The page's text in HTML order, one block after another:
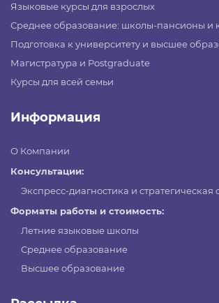
Языковые курсы для взрослых
Среднее образование: школы-пансионы и
Подготовка к университету и высшее
Магистратура и Postgraduate
Курсы для всей семьи
Информация
О Компании
Консультации:
Экспресс-диагностика и стратегическая
Форматы работы и стоимость:
Летние языковые школы
Среднее образование
Высшее образование